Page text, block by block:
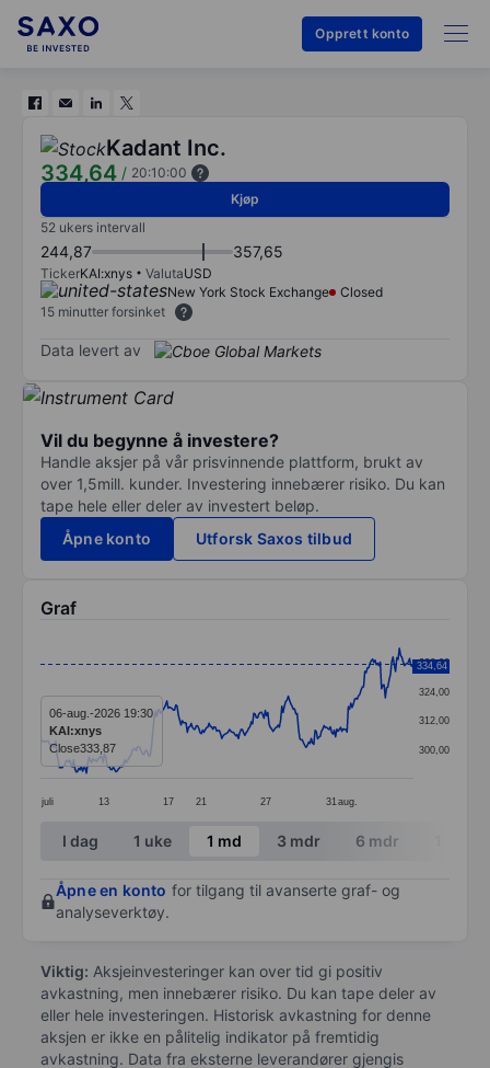
Opprett konto
Kadant Inc.
334,64 / 20:10:00
Kjøp
52 ukers intervall
244,87 357,65
TickerKAI:xnys ValutaUSD
New York Stock Exchange
Closed
15 minutter forsinket
Data levert av
Vil du begynne å investere?
Handle aksjer på vår prisvinnende plattform, brukt av
over 1,5mill. kunder. Investering innebærer risiko. Du kan
tape hele eller deler av investert beløp.
Åpne konto
Utforsk Saxos tilbud
Graf
The chart has 1 X axis displaying categories.
The chart has 1 Y axis displaying values. Data
juli 13 17 21 27 31 aug.
300,00
312,00
324,00
336,00
334,64
06-aug.-2026 19:30
KAI:xnys
Close333,87
End of interactive chart.
I dag 1 uke 1 md 3 mdr 6 mdr
Åpne en konto for tilgang til avanserte graf- og
analyseverktøy.
Viktig: Aksjeinvesteringer kan over tid gi positiv
avkastning, men innebærer risiko. Du kan tape deler av
eller hele investeringen. Historisk avkastning for denne
aksjen er ikke en pålitelig indikator på fremtidig
avkastning. Data fra eksterne leverandører gjengis